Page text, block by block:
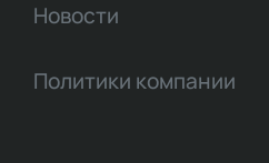
Новости
Политики компании